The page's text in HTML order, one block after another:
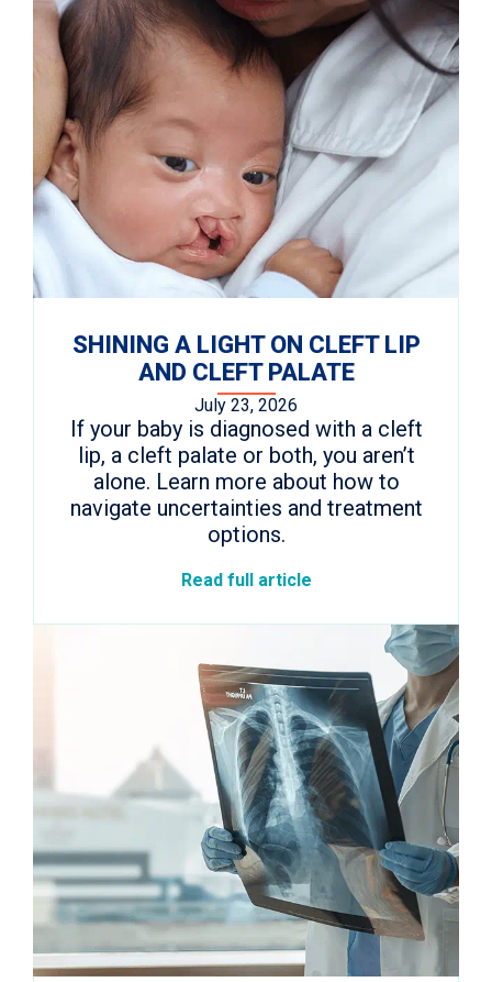
SHINING A LIGHT ON CLEFT LIP
AND CLEFT PALATE
July 23, 2026
If your baby is diagnosed with a cleft
lip, a cleft palate or both, you aren’t
alone. Learn more about how to
navigate uncertainties and treatment
options.
Read full article